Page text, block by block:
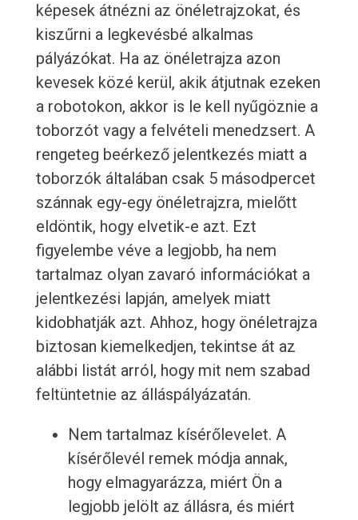
képesek átnézni az önéletrajzokat, és
kiszűrni a legkevésbé alkalmas
pályázókat. Ha az önéletrajza azon
kevesek közé kerül, akik átjutnak ezeken
a robotokon, akkor is le kell nyűgöznie a
toborzót vagy a felvételi menedzsert. A
rengeteg beérkező jelentkezés miatt a
toborzók általában csak 5 másodpercet
szánnak egy-egy önéletrajzra, mielőtt
eldöntik, hogy elvetik-e azt. Ezt
figyelembe véve a legjobb, ha nem
tartalmaz olyan zavaró információkat a
jelentkezési lapján, amelyek miatt
kidobhatják azt. Ahhoz, hogy önéletrajza
biztosan kiemelkedjen, tekintse át az
alábbi listát arról, hogy mit nem szabad
feltüntetnie az álláspályázatán.
Nem tartalmaz kísérőlevelet. A
kísérőlevél remek módja annak,
hogy elmagyarázza, miért Ön a
legjobb jelölt az állásra, és miért